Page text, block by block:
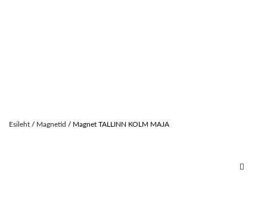
Esileht / Magnetid / Magnet TALLINN KOLM MAJA